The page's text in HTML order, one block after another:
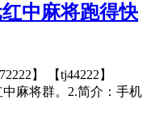
中麻将跑得快
】 【tj44222】
中麻将群。2.简介：手机